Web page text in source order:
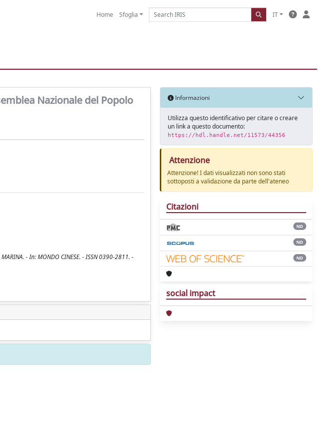
Home Sfoglia IT
Nazionale del Popolo
- In: MONDO CINESE. - ISSN 0390-2811. -
Informazioni
Utilizza questo identificativo per citare o creare
un link a questo documento:
https://hdl.handle.net/11573/44356
Attenzione
Attenzione! I dati visualizzati non sono stati
sottoposti a validazione da parte dell'ateneo
Citazioni
ND
ND
ND
social impact